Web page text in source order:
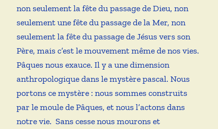
non seulement la fête du passage de Dieu, non
seulement une fête du passage de la Mer, non
seulement la fête du passage de Jésus vers son
Père, mais c’est le mouvement même de nos vies.
Pâques nous exauce. Il y a une dimension
anthropologique dans le mystère pascal. Nous
portons ce mystère : nous sommes construits
par le moule de Pâques, et nous l’actons dans
notre vie. Sans cesse nous mourons et